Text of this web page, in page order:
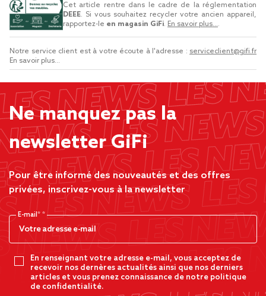
Cet article rentre dans le cadre de la réglementation
DEEE. Si vous souhaitez recycler votre ancien appareil,
rapportez-le en magasin GiFi. En savoir plus....
Notre service client est à votre écoute à l'adresse : serviceclient@gifi.fr
En savoir plus...
Ne manquez pas la
newsletter GiFi
Pour être informé des nouveautés et des offres
privées, inscrivez-vous à la newsletter
E-mail*
En renseignant votre adresse e-mail, vous acceptez de
recevoir nos dernères actualités ainsi que nos derniers
articles et vous prenez connaissance de notre politique
de confidentialité.